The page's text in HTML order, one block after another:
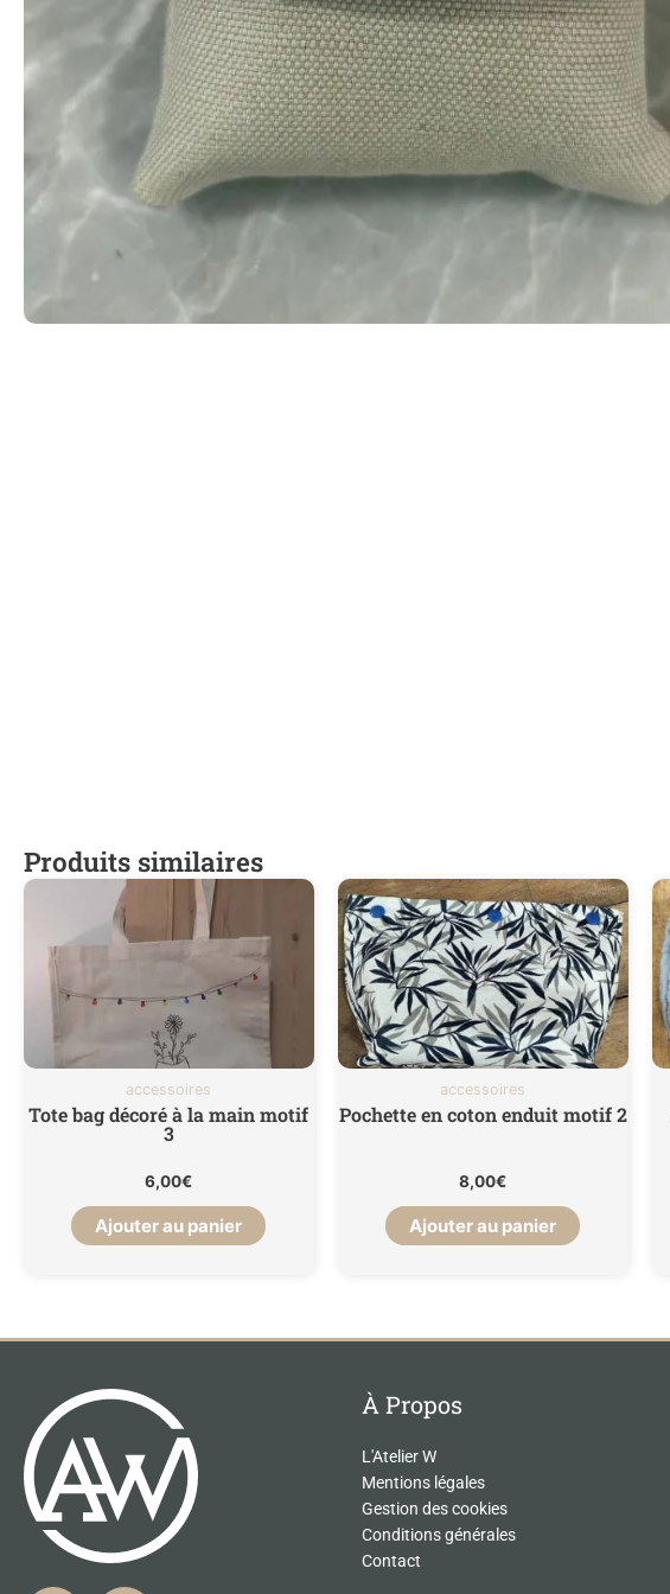
Produits similaires
accessoires
Tote bag décoré à la main motif
3
6,00€
Ajouter au panier
accessoires
Pochette en coton enduit motif 2
8,00€
Ajouter au panier
À Propos
L'Atelier W
Mentions légales
Gestion des cookies
Conditions générales
Contact